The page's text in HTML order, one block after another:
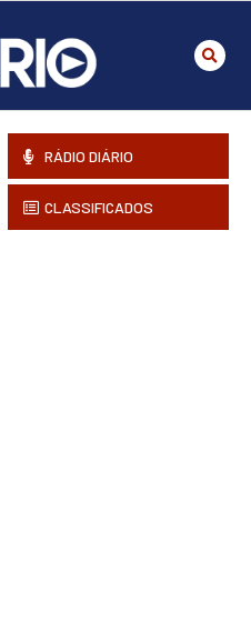
RÁDIO DIÁRIO
CLASSIFICADOS